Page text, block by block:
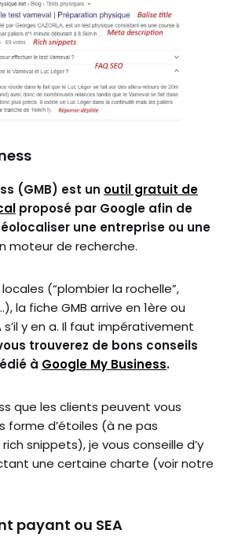
(GMB) est un outil gratuit de
proposé par Google afin de
une entreprise ou une
moteur de recherche.
(“plombier la rochelle”,
la fiche GMB arrive en 1ère ou
s’il y en a. Il faut impérativement
trouverez de bons conseils
à Google My Business.
que les clients peuvent vous
forme d’étoiles (à ne pas
snippets), je vous conseille d’y
une certaine charte (voir notre
payant ou SEA